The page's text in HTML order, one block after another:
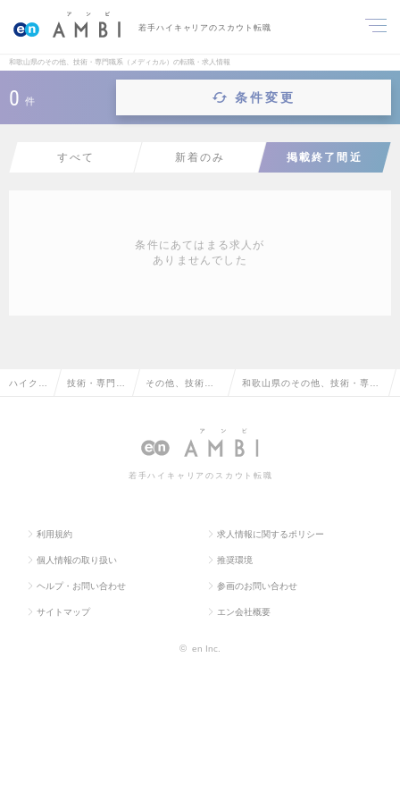
若手ハイキャリアのスカウト転職
和歌山県のその他、技術・専門職系（メディカル）の転職・求人情報
0 件 条件変更
すべて 新着のみ 掲載終了間近
条件にあてはまる求人が
ありませんでした
ハイクラ 技術・専門職 その他、技術・
ィカル）
和歌山県のその他、技術・専門
人情報一覧
若手ハイキャリアのスカウト転職
利用規約 求人情報に関するポリシー
個人情報の取り扱い 推奨環境
ヘルプ・お問い合わせ 参画のお問い合わせ
サイトマップ エン会社概要
© en Inc.